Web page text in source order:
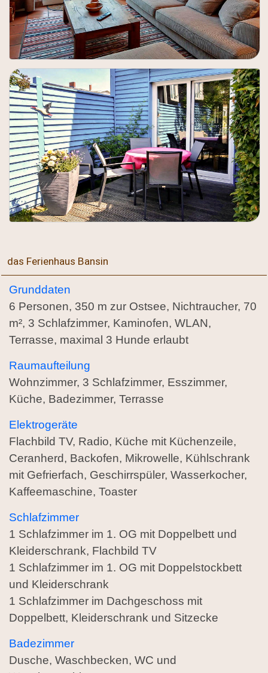
das Ferienhaus Bansin
Grunddaten
6 Personen, 350 m zur Ostsee, Nichtraucher, 70
m², 3 Schlafzimmer, Kaminofen, WLAN,
Terrasse, maximal 3 Hunde erlaubt
Raumaufteilung
Wohnzimmer, 3 Schlafzimmer, Esszimmer,
Küche, Badezimmer, Terrasse
Elektrogeräte
Flachbild TV, Radio, Küche mit Küchenzeile,
Ceranherd, Backofen, Mikrowelle, Kühlschrank
mit Gefrierfach, Geschirrspüler, Wasserkocher,
Kaffeemaschine, Toaster
Schlafzimmer
1 Schlafzimmer im 1. OG mit Doppelbett und
Kleiderschrank, Flachbild TV
1 Schlafzimmer im 1. OG mit Doppelstockbett
und Kleiderschrank
1 Schlafzimmer im Dachgeschoss mit
Doppelbett, Kleiderschrank und Sitzecke
Badezimmer
Dusche, Waschbecken, WC und